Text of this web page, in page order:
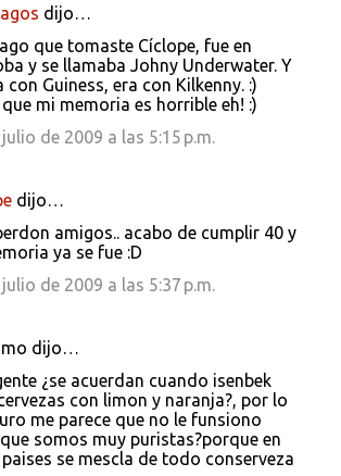
dijo…
que tomaste Cíclope, fue en
y se llamaba Johny Underwater. Y
con Guiness, era con Kilkenny. :)
mi memoria es horrible eh! :)
de 2009 a las 5:15 p.m.
dijo…
amigos.. acabo de cumplir 40 y
ya se fue :D
de 2009 a las 5:37 p.m.
dijo…
¿se acuerdan cuando isenbek
con limon y naranja?, por lo
me parece que no le funsiono
somos muy puristas?porque en
se mescla de todo conserveza